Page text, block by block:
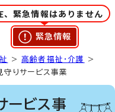
、緊急情報はありません
緊急情報
>高齢者福祉・介護
>
りサービス事業
ービス事